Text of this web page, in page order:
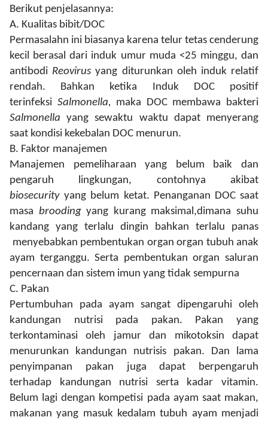
Berikut penjelasannya:
A. Kualitas bibit/DOC
Permasalahn ini biasanya karena telur tetas cenderung
kecil berasal dari induk umur muda <25 minggu, dan
antibodi Reovirus yang diturunkan oleh induk relatif
rendah. Bahkan ketika Induk DOC positif
terinfeksi Salmonella, maka DOC membawa bakteri
Salmonella yang sewaktu waktu dapat menyerang
saat kondisi kekebalan DOC menurun.
B. Faktor manajemen
Manajemen pemeliharaan yang belum baik dan
pengaruh lingkungan, contohnya akibat
biosecurity yang belum ketat. Penanganan DOC saat
masa broodingyang kurang maksimal,dimana suhu
kandang yang terlalu dingin bahkan terlalu panas
menyebabkan pembentukan organ organ tubuh anak
ayam terganggu. Serta pembentukan organ saluran
pencernaan dan sistem imun yang tidak sempurna
C. Pakan
Pertumbuhan pada ayam sangat dipengaruhi oleh
kandungan nutrisi pada pakan. Pakan yang
terkontaminasi oleh jamur dan mikotoksin dapat
menurunkan kandungan nutrisis pakan. Dan lama
penyimpanan pakan juga dapat berpengaruh
terhadap kandungan nutrisi serta kadar vitamin.
Belum lagi dengan kompetisi pada ayam saat makan,
makanan yang masuk kedalam tubuh ayam menjadi